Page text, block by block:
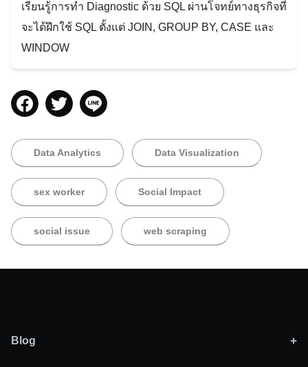
เรียนรู้การทำ Diagnostic ด้วย SQL ผ่านโจทย์ทางธุรกิจที่
จะได้ฝึกใช้ SQL ตั้งแต่ JOIN, GROUP BY, CASE และ
WINDOW
Data Analytics Data Visualization
sex worker Social Impact
social issue web scraping
Blog